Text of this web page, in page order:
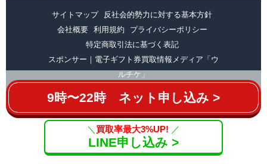
サイトマップ
反社会的勢力に対する基本方針
会社概要
利用規約
プライバシーポリシー
特定商取引法に基づく表記
スポンサー｜電子ギフト券買取情報メディア「ウ
ルチケ」
Copyright ©amaprime.net All Rights Reserved.
9時〜22時 ネット申し込み >
＼ 買取率最大3%UP! ／
LINE申し込み >